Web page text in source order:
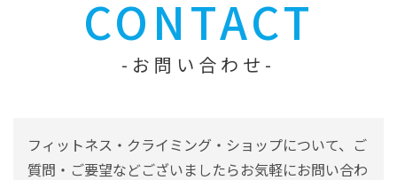
CONTACT
お問い合わせ
フィットネス・クライミング・ショップについて、ご
質問・ご要望などございましたらお気軽にお問い合わ